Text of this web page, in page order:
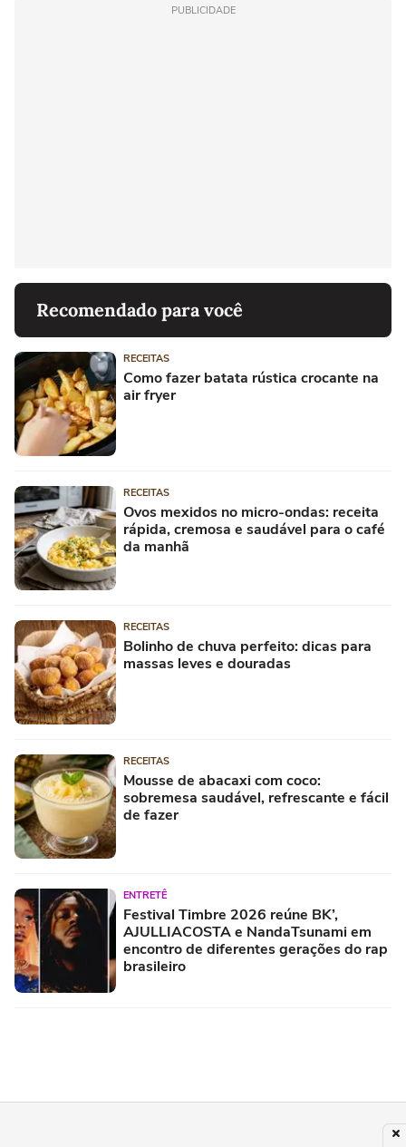
PUBLICIDADE
Recomendado para você
RECEITAS
Como fazer batata rústica crocante na
air fryer
RECEITAS
Ovos mexidos no micro-ondas: receita
rápida, cremosa e saudável para o café
da manhã
RECEITAS
Bolinho de chuva perfeito: dicas para
massas leves e douradas
RECEITAS
Mousse de abacaxi com coco:
sobremesa saudável, refrescante e fácil
de fazer
ENTRETÊ
Festival Timbre 2026 reúne BK’,
AJULLIACOSTA e NandaTsunami em
encontro de diferentes gerações do rap
brasileiro